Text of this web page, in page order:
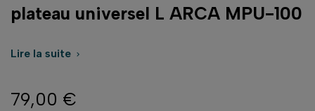
plateau universel L ARCA MPU-100
Lire la suite 
79,00 €